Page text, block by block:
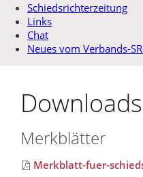
Schiedsrichterzeitung
Links
Chat
Neues vom Verbands-
Downloads
Merkblätter
Merkblatt-fuer-